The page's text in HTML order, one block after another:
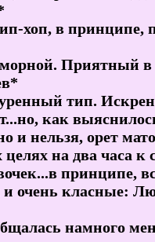
хоп, в
Приятный в
тип.
как
и нельзя, орет
на два часа
принципе,
очень класные:
намного